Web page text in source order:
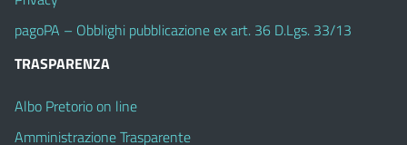
pagoPA – Obblighi pubblicazione ex art. 36 D.Lgs. 33/13
TRASPARENZA
Albo Pretorio on line
Amministrazione Trasparente